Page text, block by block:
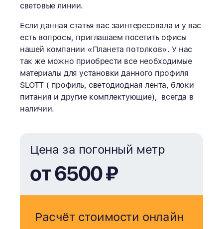
световые линии.
Если данная статья вас заинтересовала и у вас
есть вопросы, приглашаем посетить офисы
нашей компании «Планета потолков». У нас
так же можно приобрести все необходимые
материалы для установки данного профиля
SLOTT ( профиль, светодиодная лента, блоки
питания и другие комплектующие), всегда в
наличии.
Цена за погонный метр
от 6500 ₽
Расчёт стоимости онлайн